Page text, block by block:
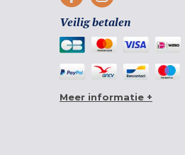
Veilig betalen
Meer informatie +